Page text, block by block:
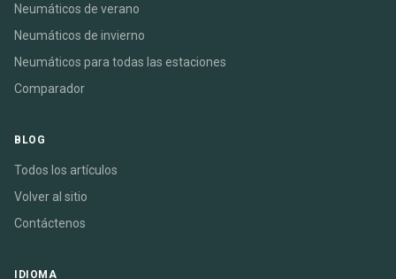
Neumáticos de verano
Neumáticos de invierno
Neumáticos para todas las estaciones
Comparador
BLOG
Todos los artículos
Volver al sitio
Contáctenos
IDIOMA